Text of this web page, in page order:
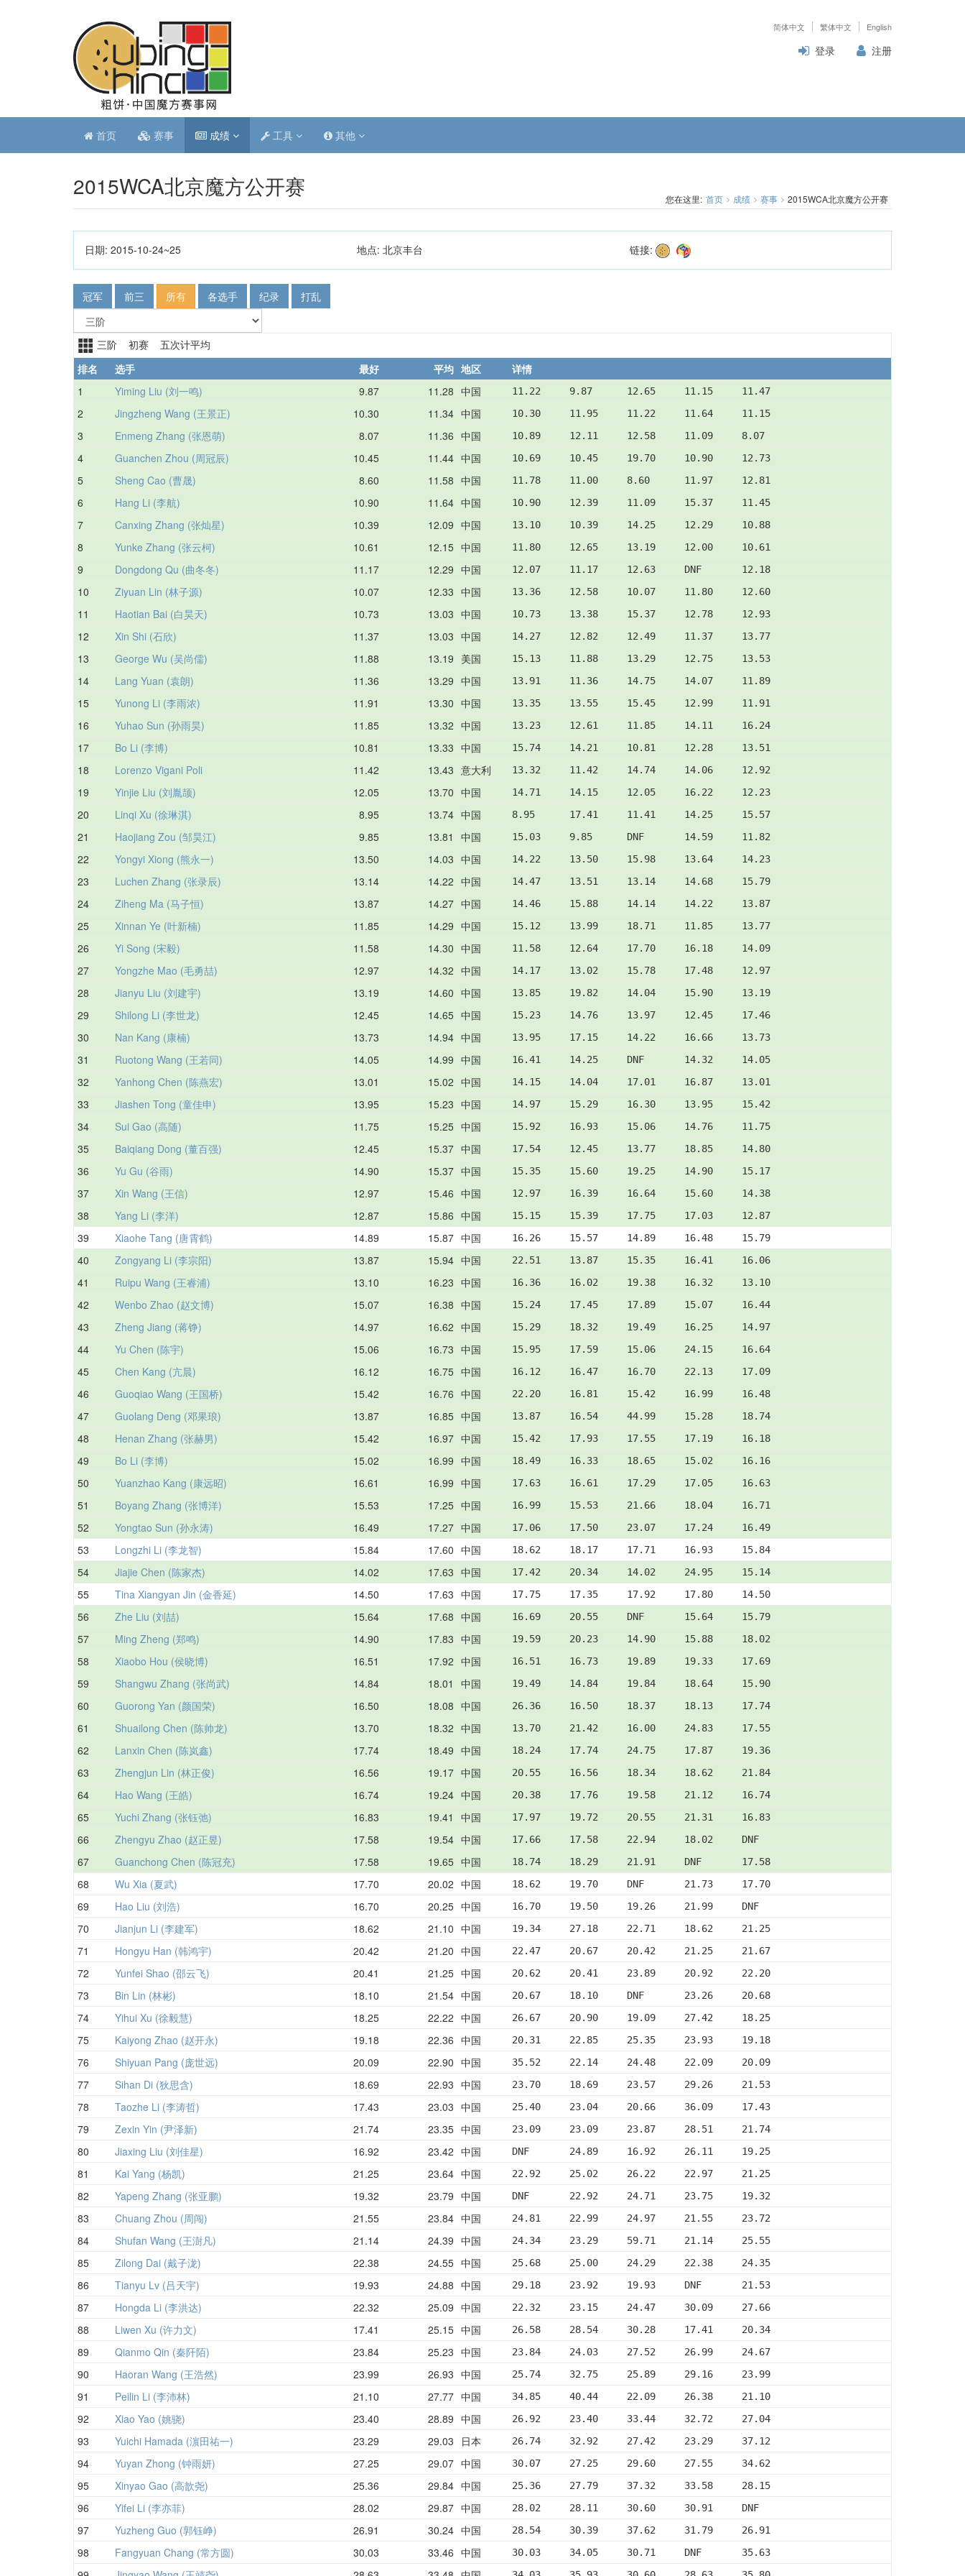
简体中文 繁体中文 English
登录 注册
首页 赛事 成绩 工具 其他
2015WCA北京魔方公开赛 您在这里: 首页 成绩 赛事 2015WCA北京魔方公开赛
日期: 2015-10-24~25 地点: 北京丰台 链接:
冠军 前三 所有 各选手 纪录 打乱
三阶 初赛 五次计平均
排名
选手 最好 平均 地区
详情
1
Yiming Liu (刘一鸣) 9.87 11.28 中国 11.22     9.87      12.65     11.15     11.47
2 Jingzheng Wang (王景正) 10.30 11.34 中国 10.30     11.95     11.22     11.64     11.15
3 Enmeng Zhang (张恩萌) 8.07 11.36 中国 10.89     12.11     12.58     11.09     8.07
4 Guanchen Zhou (周冠辰) 10.45 11.44 中国 10.69     10.45     19.70     10.90     12.73
5 Sheng Cao (曹晟) 8.60 11.58 中国 11.78     11.00     8.60      11.97     12.81
6 Hang Li (李航) 10.90 11.64 中国 10.90     12.39     11.09     15.37     11.45
7 Canxing Zhang (张灿星) 10.39 12.09 中国 13.10     10.39     14.25     12.29     10.88
8 Yunke Zhang (张云柯) 10.61 12.15 中国 11.80     12.65     13.19     12.00     10.61
9 Dongdong Qu (曲冬冬) 11.17 12.29 中国 12.07     11.17     12.63     DNF       12.18
10 Ziyuan Lin (林子源) 10.07 12.33 中国 13.36     12.58     10.07     11.80     12.60
11 Haotian Bai (白昊天) 10.73 13.03 中国 10.73     13.38     15.37     12.78     12.93
12 Xin Shi (石欣) 11.37 13.03 中国 14.27     12.82     12.49     11.37     13.77
13 George Wu (吴尚儒) 11.88 13.19 美国 15.13     11.88     13.29     12.75     13.53
14 Lang Yuan (袁朗) 11.36 13.29 中国 13.91     11.36     14.75     14.07     11.89
15 Yunong Li (李雨浓) 11.91 13.30 中国 13.35     13.55     15.45     12.99     11.91
16 Yuhao Sun (孙雨昊) 11.85 13.32 中国 13.23     12.61     11.85     14.11     16.24
17 Bo Li (李博) 10.81 13.33 中国 15.74     14.21     10.81     12.28     13.51
18 Lorenzo Vigani Poli 11.42 13.43 意大利 13.32     11.42     14.74     14.06     12.92
19 Yinjie Liu (刘胤颉) 12.05 13.70 中国 14.71     14.15     12.05     16.22     12.23
20 Linqi Xu (徐琳淇) 8.95 13.74 中国 8.95      17.41     11.41     14.25     15.57
21 Haojiang Zou (邹昊江) 9.85 13.81 中国 15.03     9.85      DNF       14.59     11.82
22 Yongyi Xiong (熊永一) 13.50 14.03 中国 14.22     13.50     15.98     13.64     14.23
23 Luchen Zhang (张录辰) 13.14 14.22 中国 14.47     13.51     13.14     14.68     15.79
24 Ziheng Ma (马子恒) 13.87 14.27 中国 14.46     15.88     14.14     14.22     13.87
25 Xinnan Ye (叶新楠) 11.85 14.29 中国 15.12     13.99     18.71     11.85     13.77
26 Yi Song (宋毅) 11.58 14.30 中国 11.58     12.64     17.70     16.18     14.09
27 Yongzhe Mao (毛勇喆) 12.97 14.32 中国 14.17     13.02     15.78     17.48     12.97
28 Jianyu Liu (刘建宇) 13.19 14.60 中国 13.85     19.82     14.04     15.90     13.19
29 Shilong Li (李世龙) 12.45 14.65 中国 15.23     14.76     13.97     12.45     17.46
30 Nan Kang (康楠) 13.73 14.94 中国 13.95     17.15     14.22     16.66     13.73
31 Ruotong Wang (王若同) 14.05 14.99 中国 16.41     14.25     DNF       14.32     14.05
32 Yanhong Chen (陈燕宏) 13.01 15.02 中国 14.15     14.04     17.01     16.87     13.01
33 Jiashen Tong (童佳申) 13.95 15.23 中国 14.97     15.29     16.30     13.95     15.42
34 Sui Gao (高随) 11.75 15.25 中国 15.92     16.93     15.06     14.76     11.75
35 Baiqiang Dong (董百强) 12.45 15.37 中国 17.54     12.45     13.77     18.85     14.80
36 Yu Gu (谷雨) 14.90 15.37 中国 15.35     15.60     19.25     14.90     15.17
37 Xin Wang (王信) 12.97 15.46 中国 12.97     16.39     16.64     15.60     14.38
38 Yang Li (李洋) 12.87 15.86 中国 15.15     15.39     17.75     17.03     12.87
39 Xiaohe Tang (唐霄鹤) 14.89 15.87 中国 16.26     15.57     14.89     16.48     15.79
40 Zongyang Li (李宗阳) 13.87 15.94 中国 22.51     13.87     15.35     16.41     16.06
41 Ruipu Wang (王睿浦) 13.10 16.23 中国 16.36     16.02     19.38     16.32     13.10
42 Wenbo Zhao (赵文博) 15.07 16.38 中国 15.24     17.45     17.89     15.07     16.44
43 Zheng Jiang (蒋铮) 14.97 16.62 中国 15.29     18.32     19.49     16.25     14.97
44 Yu Chen (陈宇) 15.06 16.73 中国 15.95     17.59     15.06     24.15     16.64
45 Chen Kang (亢晨) 16.12 16.75 中国 16.12     16.47     16.70     22.13     17.09
46 Guoqiao Wang (王国桥) 15.42 16.76 中国 22.20     16.81     15.42     16.99     16.48
47 Guolang Deng (邓果琅) 13.87 16.85 中国 13.87     16.54     44.99     15.28     18.74
48 Henan Zhang (张赫男) 15.42 16.97 中国 15.42     17.93     17.55     17.19     16.18
49 Bo Li (李博) 15.02 16.99 中国 18.49     16.33     18.65     15.02     16.16
50 Yuanzhao Kang (康远昭) 16.61 16.99 中国 17.63     16.61     17.29     17.05     16.63
51 Boyang Zhang (张博洋) 15.53 17.25 中国 16.99     15.53     21.66     18.04     16.71
52 Yongtao Sun (孙永涛) 16.49 17.27 中国 17.06     17.50     23.07     17.24     16.49
53 Longzhi Li (李龙智) 15.84 17.60 中国 18.62     18.17     17.71     16.93     15.84
54 Jiajie Chen (陈家杰) 14.02 17.63 中国 17.42     20.34     14.02     24.95     15.14
55 Tina Xiangyan Jin (金香延) 14.50 17.63 中国 17.75     17.35     17.92     17.80     14.50
56 Zhe Liu (刘喆) 15.64 17.68 中国 16.69     20.55     DNF       15.64     15.79
57 Ming Zheng (郑鸣) 14.90 17.83 中国 19.59     20.23     14.90     15.88     18.02
58 Xiaobo Hou (侯晓博) 16.51 17.92 中国 16.51     16.73     19.89     19.33     17.69
59 Shangwu Zhang (张尚武) 14.84 18.01 中国 19.49     14.84     19.84     18.64     15.90
60 Guorong Yan (颜国荣) 16.50 18.08 中国 26.36     16.50     18.37     18.13     17.74
61 Shuailong Chen (陈帅龙) 13.70 18.32 中国 13.70     21.42     16.00     24.83     17.55
62 Lanxin Chen (陈岚鑫) 17.74 18.49 中国 18.24     17.74     24.75     17.87     19.36
63 Zhengjun Lin (林正俊) 16.56 19.17 中国 20.55     16.56     18.34     18.62     21.84
64 Hao Wang (王皓) 16.74 19.24 中国 20.38     17.76     19.58     21.12     16.74
65 Yuchi Zhang (张钰弛) 16.83 19.41 中国 17.97     19.72     20.55     21.31     16.83
66 Zhengyu Zhao (赵正昱) 17.58 19.54 中国 17.66     17.58     22.94     18.02     DNF
67 Guanchong Chen (陈冠充) 17.58 19.65 中国 18.74     18.29     21.91     DNF       17.58
68 Wu Xia (夏武) 17.70 20.02 中国 18.62     19.70     DNF       21.73     17.70
69 Hao Liu (刘浩) 16.70 20.25 中国 16.70     19.50     19.26     21.99     DNF
70 Jianjun Li (李建军) 18.62 21.10 中国 19.34     27.18     22.71     18.62     21.25
71 Hongyu Han (韩鸿宇) 20.42 21.20 中国 22.47     20.67     20.42     21.25     21.67
72 Yunfei Shao (邵云飞) 20.41 21.25 中国 20.62     20.41     23.89     20.92     22.20
73 Bin Lin (林彬) 18.10 21.54 中国 20.67     18.10     DNF       23.26     20.68
74 Yihui Xu (徐毅慧) 18.25 22.22 中国 26.67     20.90     19.09     27.42     18.25
75 Kaiyong Zhao (赵开永) 19.18 22.36 中国 20.31     22.85     25.35     23.93     19.18
76 Shiyuan Pang (庞世远) 20.09 22.90 中国 35.52     22.14     24.48     22.09     20.09
77 Sihan Di (狄思含) 18.69 22.93 中国 23.70     18.69     23.57     29.26     21.53
78 Taozhe Li (李涛哲) 17.43 23.03 中国 25.40     23.04     20.66     36.09     17.43
79 Zexin Yin (尹泽新) 21.74 23.35 中国 23.09     23.09     23.87     28.51     21.74
80 Jiaxing Liu (刘佳星) 16.92 23.42 中国 DNF       24.89     16.92     26.11     19.25
81 Kai Yang (杨凯) 21.25 23.64 中国 22.92     25.02     26.22     22.97     21.25
82 Yapeng Zhang (张亚鹏) 19.32 23.79 中国 DNF       22.92     24.71     23.75     19.32
83 Chuang Zhou (周闯) 21.55 23.84 中国 24.81     22.99     24.97     21.55     23.72
84 Shufan Wang (王澍凡) 21.14 24.39 中国 24.34     23.29     59.71     21.14     25.55
85 Zilong Dai (戴子泷) 22.38 24.55 中国 25.68     25.00     24.29     22.38     24.35
86 Tianyu Lv (吕天宇) 19.93 24.88 中国 29.18     23.92     19.93     DNF       21.53
87 Hongda Li (李洪达) 22.32 25.09 中国 22.32     23.15     24.47     30.09     27.66
88 Liwen Xu (许力文) 17.41 25.15 中国 26.58     28.54     30.28     17.41     20.34
89 Qianmo Qin (秦阡陌) 23.84 25.23 中国 23.84     24.03     27.52     26.99     24.67
90 Haoran Wang (王浩然) 23.99 26.93 中国 25.74     32.75     25.89     29.16     23.99
91 Peilin Li (李沛林) 21.10 27.77 中国 34.85     40.44     22.09     26.38     21.10
92 Xiao Yao (姚骁) 23.40 28.89 中国 26.92     23.40     33.44     32.72     27.04
93 Yuichi Hamada (濵田祐一) 23.29 29.03 日本 26.74     32.92     27.42     23.29     37.12
94 Yuyan Zhong (钟雨妍) 27.25 29.07 中国 30.07     27.25     29.60     27.55     34.62
95 Xinyao Gao (高歆尧) 25.36 29.84 中国 25.36     27.79     37.32     33.58     28.15
96 Yifei Li (李亦菲) 28.02 29.87 中国 28.02     28.11     30.60     30.91     DNF
97 Yuzheng Guo (郭钰峥) 26.91 30.24 中国 28.54     30.39     37.62     31.79     26.91
98 Fangyuan Chang (常方圆) 30.03 33.46 中国 30.03     34.05     30.71     DNF       35.63